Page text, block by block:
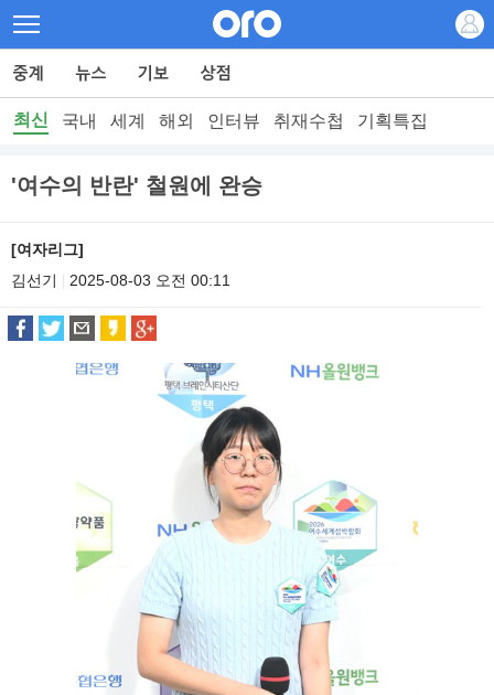
최신 국내 세계 해외 인터뷰 취재수첩 기획특집
'여수의 반란' 철원에 완승
[여자리그]
김선기
2025-08-03 오전 00:11